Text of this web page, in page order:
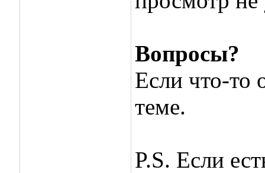
Вопросы?
Если что-то
теме.
P.S. Если